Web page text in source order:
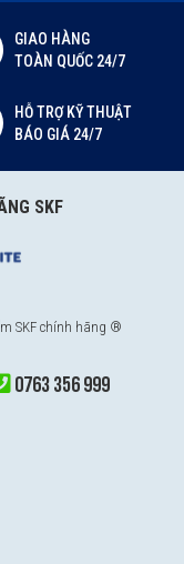
GIAO HÀNG
TOÀN QUỐC 24/7
HỖ TRỢ KỸ THUẬT
BÁO GIÁ 24/7
SKF
SKF chính hãng ®
0763 356 999